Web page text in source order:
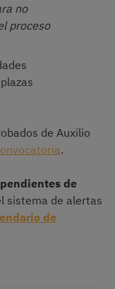
no
proceso
de Auxilio
.
de
sistema de alertas
de